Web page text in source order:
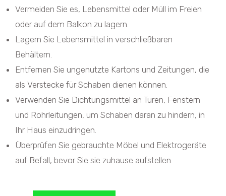
Vermeiden Sie es, Lebensmittel oder Müll im Freien
oder auf dem Balkon zu lagern.
Lagern Sie Lebensmittel in verschließbaren
Behältern.
Entfernen Sie ungenutzte Kartons und Zeitungen, die
als Verstecke für Schaben dienen können.
Verwenden Sie Dichtungsmittel an Türen, Fenstern
und Rohrleitungen, um Schaben daran zu hindern, in
Ihr Haus einzudringen.
Überprüfen Sie gebrauchte Möbel und Elektrogeräte
auf Befall, bevor Sie sie zuhause aufstellen.